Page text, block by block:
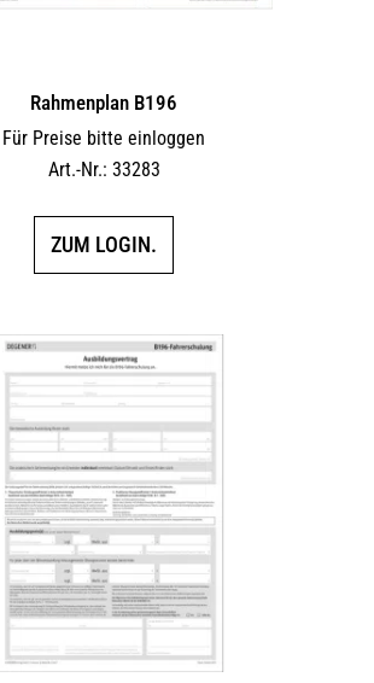
Rahmenplan B196
Für Preise bitte einloggen
Art.-Nr.: 33283
ZUM LOGIN.